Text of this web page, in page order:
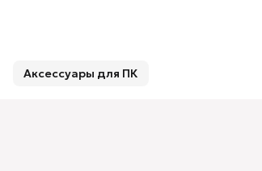
Аксессуары для ПК